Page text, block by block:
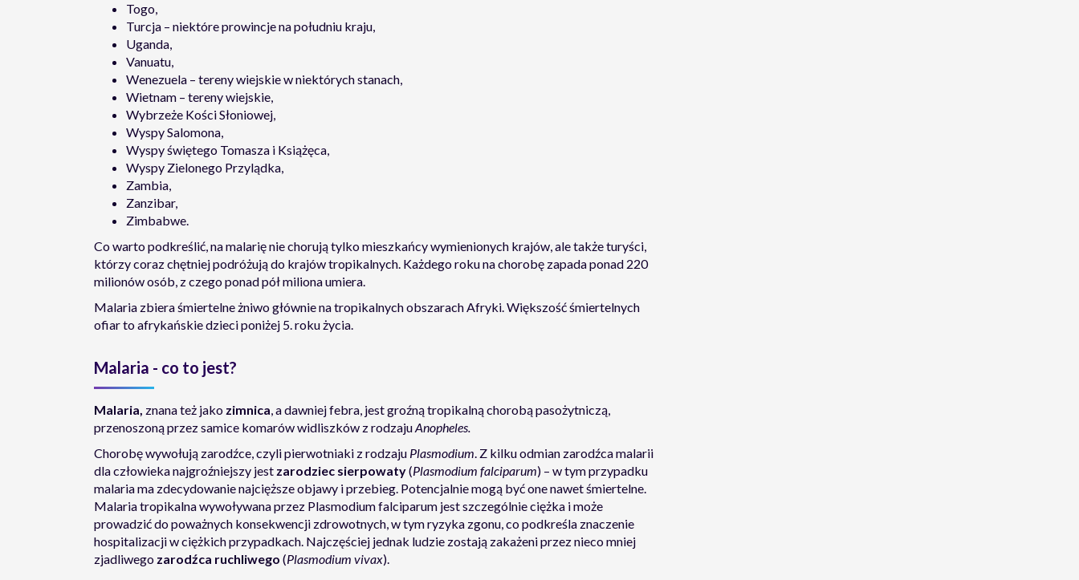
Togo,
Turcja – niektóre prowincje na południu kraju,
Uganda,
Vanuatu,
Wenezuela – tereny wiejskie w niektórych stanach,
Wietnam – tereny wiejskie,
Wybrzeże Kości Słoniowej,
Wyspy Salomona,
Wyspy świętego Tomasza i Książęca,
Wyspy Zielonego Przylądka,
Zambia,
Zanzibar,
Zimbabwe.
Co warto podkreślić, na malarię nie chorują tylko mieszkańcy wymienionych krajów, ale także turyści,
którzy coraz chętniej podróżują do krajów tropikalnych. Każdego roku na chorobę zapada ponad 220
milionów osób, z czego ponad pół miliona umiera.
Malaria zbiera śmiertelne żniwo głównie na tropikalnych obszarach Afryki. Większość śmiertelnych
ofiar to afrykańskie dzieci poniżej 5. roku życia.
Malaria - co to jest?
Malaria, znana też jako zimnica, a dawniej febra, jest groźną tropikalną chorobą pasożytniczą,
przenoszoną przez samice komarów widliszków z rodzajuAnopheles.
Chorobę wywołują zarodźce, czyli pierwotniaki z rodzaju Plasmodium. Z kilku odmian zarodźca malarii
dla człowieka najgroźniejszy jest zarodziec sierpowaty(Plasmodium falciparum) – w tym przypadku
malaria ma zdecydowanie najcięższe objawy i przebieg. Potencjalnie mogą być one nawet śmiertelne.
Malaria tropikalna wywoływana przez Plasmodium falciparum jest szczególnie ciężka i może
prowadzić do poważnych konsekwencji zdrowotnych, w tym ryzyka zgonu, co podkreśla znaczenie
hospitalizacji w ciężkich przypadkach. Najczęściej jednak ludzie zostają zakażeni przez nieco mniej
zjadliwego zarodźca ruchliwego (Plasmodium vivax).